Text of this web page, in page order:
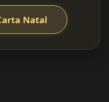
Natal